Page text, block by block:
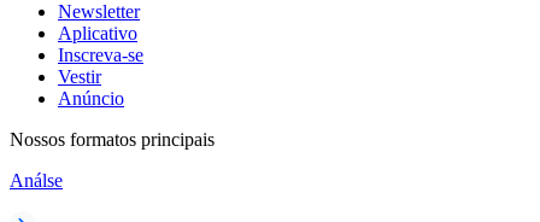
Newsletter
Aplicativo
Inscreva-se
Vestir
Anúncio
Nossos formatos principais
Análse